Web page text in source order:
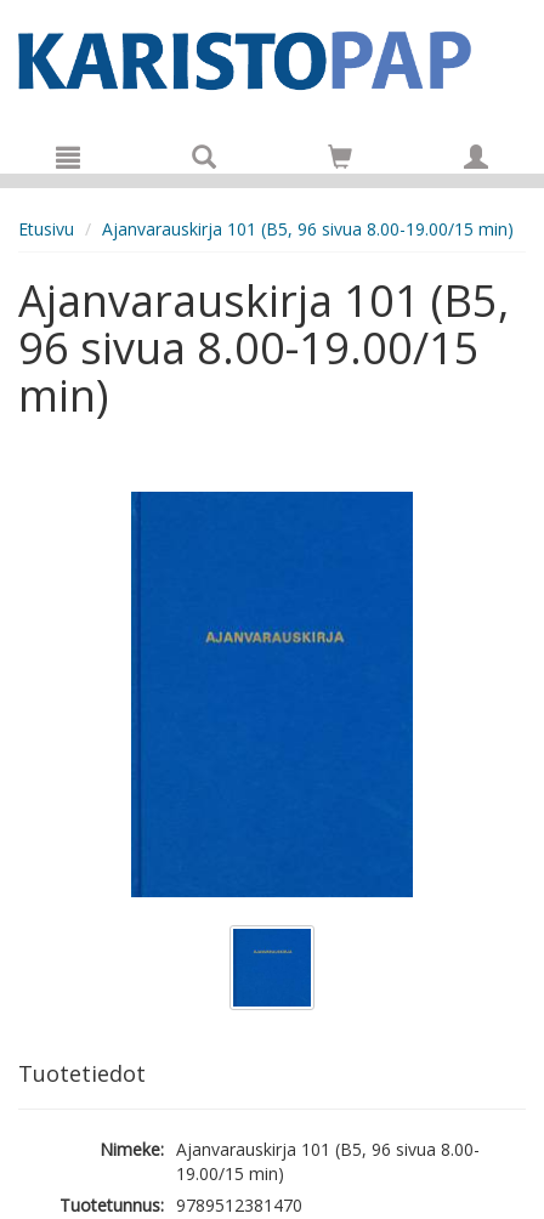
Etusivu Ajanvarauskirja 101 (B5, 96 sivua 8.00-19.00/15 min)
Ajanvarauskirja 101 (B5,
96 sivua 8.00-19.00/15
min)
Tuotetiedot
Nimeke: Ajanvarauskirja 101 (B5, 96 sivua 8.00-
19.00/15 min)
Tuotetunnus: 9789512381470